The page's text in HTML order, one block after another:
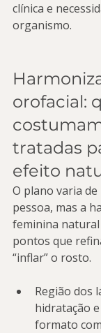
clínica e
organismo.
orofacial:
tratadas
efeito
O plano varia
pessoa, mas a
feminina
pontos que
“inflar” o rosto.
Região dos
hidratação
formato